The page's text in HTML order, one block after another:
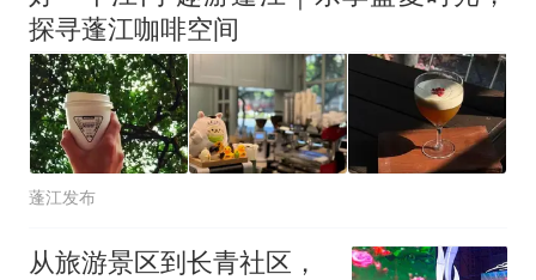
探寻蓬江咖啡空间
蓬江发布
从旅游景区到长青社区，